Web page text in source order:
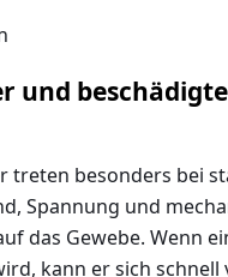
und
treten besonders bei
Spannung und
das Gewebe. Wenn
kann er sich schnell